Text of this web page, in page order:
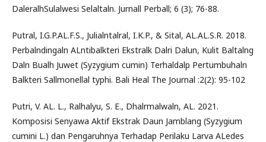
DaleralhSulalwesi Selaltaln. Jurnall Perball; 6 (3); 76-88.
Putral, I.G.P.AL.F.S., Julialntalral, I.K.P., & Sital, AL.AL.S.R. 2018.
Perbalndingaln ALntibalkteri Ekstralk Dalri Dalun, Kulit Baltalng
Daln Bualh Juwet (Syzygium cumin) Terhaldalp Pertumbuhaln
Balkteri Sallmonellal typhi. Bali Heal The Journal :2(2): 95-102
Putri, V. AL. L., Ralhalyu, S. E., Dhalrmalwaln, AL. 2021.
Komposisi Senyawa Aktif Ekstrak Daun Jamblang (Syzygium
cumini L.) dan Pengaruhnya Terhadap Perilaku Larva ALedes